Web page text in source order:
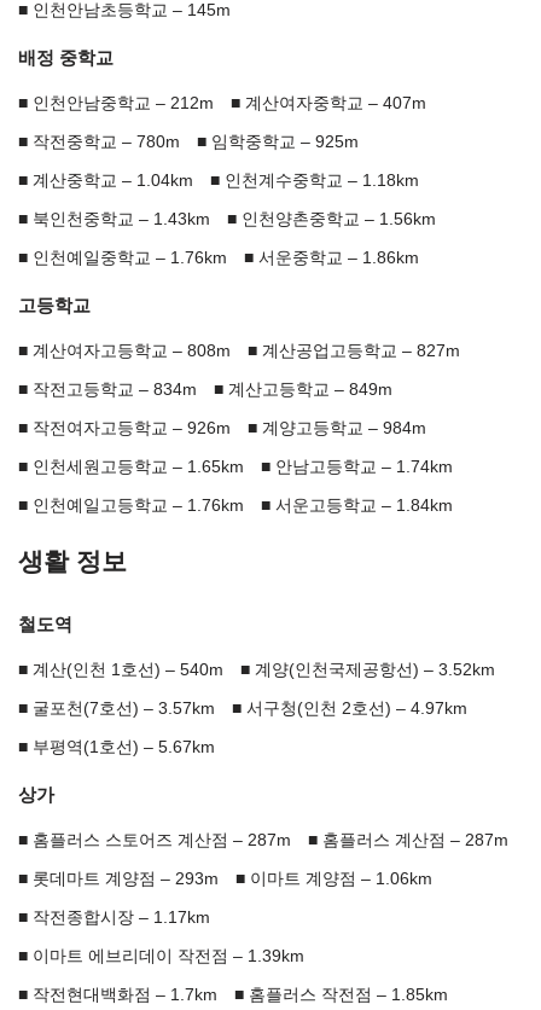
인천안남초등학교 – 145m
배정 중학교
인천안남중학교 – 212m 계산여자중학교 – 407m
작전중학교 – 780m 임학중학교 – 925m
계산중학교 – 1.04km 인천계수중학교 – 1.18km
북인천중학교 – 1.43km 인천양촌중학교 – 1.56km
인천예일중학교 – 1.76km 서운중학교 – 1.86km
고등학교
계산여자고등학교 – 808m 계산공업고등학교 – 827m
작전고등학교 – 834m 계산고등학교 – 849m
작전여자고등학교 – 926m 계양고등학교 – 984m
인천세원고등학교 – 1.65km 안남고등학교 – 1.74km
인천예일고등학교 – 1.76km 서운고등학교 – 1.84km
생활 정보
철도역
계산(인천 1호선) – 540m 계양(인천국제공항선) – 3.52km
굴포천(7호선) – 3.57km 서구청(인천 2호선) – 4.97km
부평역(1호선) – 5.67km
상가
홈플러스 스토어즈 계산점 – 287m 홈플러스 계산점 – 287m
롯데마트 계양점 – 293m 이마트 계양점 – 1.06km
작전종합시장 – 1.17km
이마트 에브리데이 작전점 – 1.39km
작전현대백화점 – 1.7km 홈플러스 작전점 – 1.85km